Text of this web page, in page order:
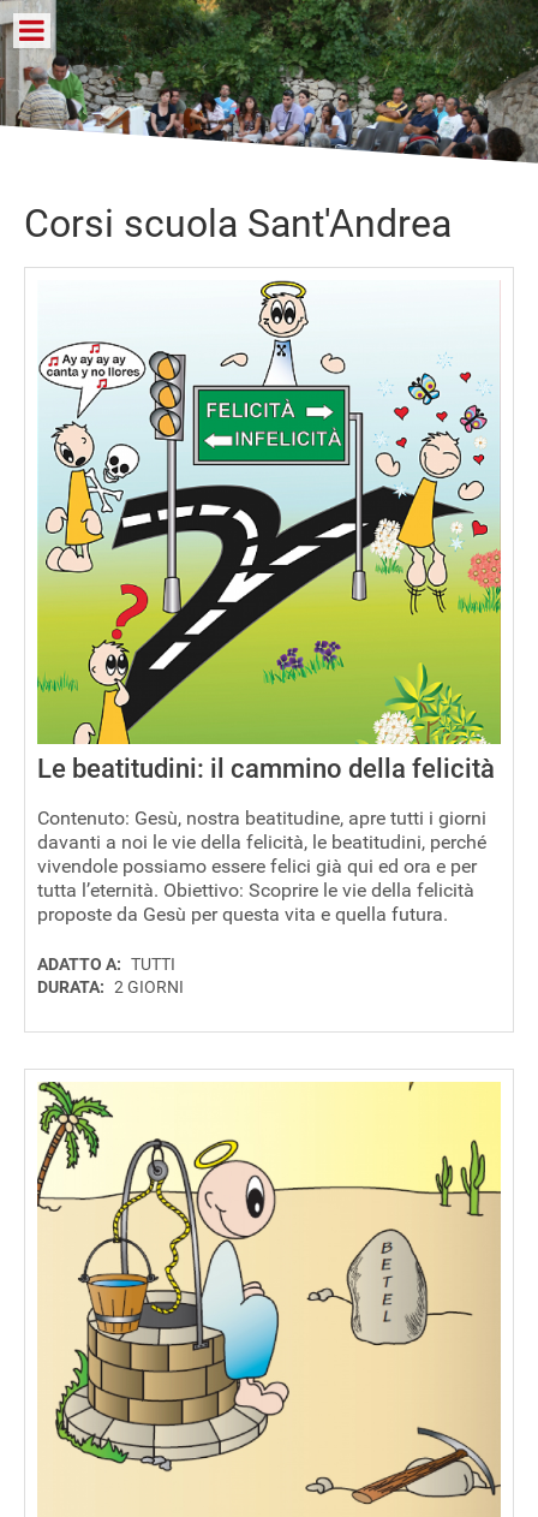
Corsi scuola Sant'Andrea
Le beatitudini: il cammino della felicità
Contenuto: Gesù, nostra beatitudine, apre tutti i giorni
davanti a noi le vie della felicità, le beatitudini, perché
vivendole possiamo essere felici già qui ed ora e per
tutta l’eternità. Obiettivo: Scoprire le vie della felicità
proposte da Gesù per questa vita e quella futura.
ADATTO A: TUTTI
DURATA: 2 GIORNI